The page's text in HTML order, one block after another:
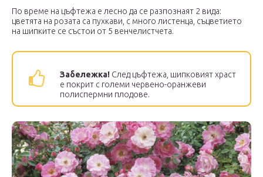
По време на цъфтежа е лесно да се разпознаят 2 вида:
цветята на розата са пухкави, с много листенца, съцветието
на шипките се състои от 5 венчелистчета.
Забележка! След цъфтежа, шипковият храст
е покрит с големи червено-оранжеви
полиспермни плодове.